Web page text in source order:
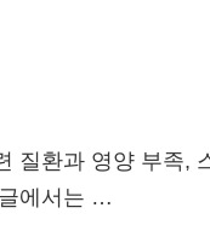
질환과 영양 부족
에서는 …